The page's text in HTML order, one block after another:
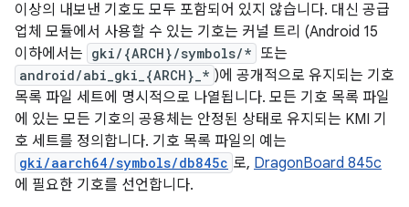
이상의 내보낸 기호도 모두 포함되어 있지 않습니다. 대신 공급
업체 모듈에서 사용할 수 있는 기호는 커널 트리 (Android 15
이하에서는 gki/{ARCH}/symbols/* 또는
android/abi_gki_{ARCH}_* )에 공개적으로 유지되는 기호
목록 파일 세트에 명시적으로 나열됩니다. 모든 기호 목록 파일
에 있는 모든 기호의 공용체는 안정된 상태로 유지되는 KMI 기
호 세트를 정의합니다. 기호 목록 파일의 예는
gki/aarch64/symbols/db845c 로, DragonBoard 845c
에 필요한 기호를 선언합니다.